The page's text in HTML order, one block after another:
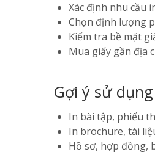
Xác định nhu cầu
Chọn định lượng
Kiểm tra bề mặt
Mua giấy gần địa
Gợi ý sử
In bài tập, phiếu
In brochure, tài
Hồ sơ, hợp đồng,